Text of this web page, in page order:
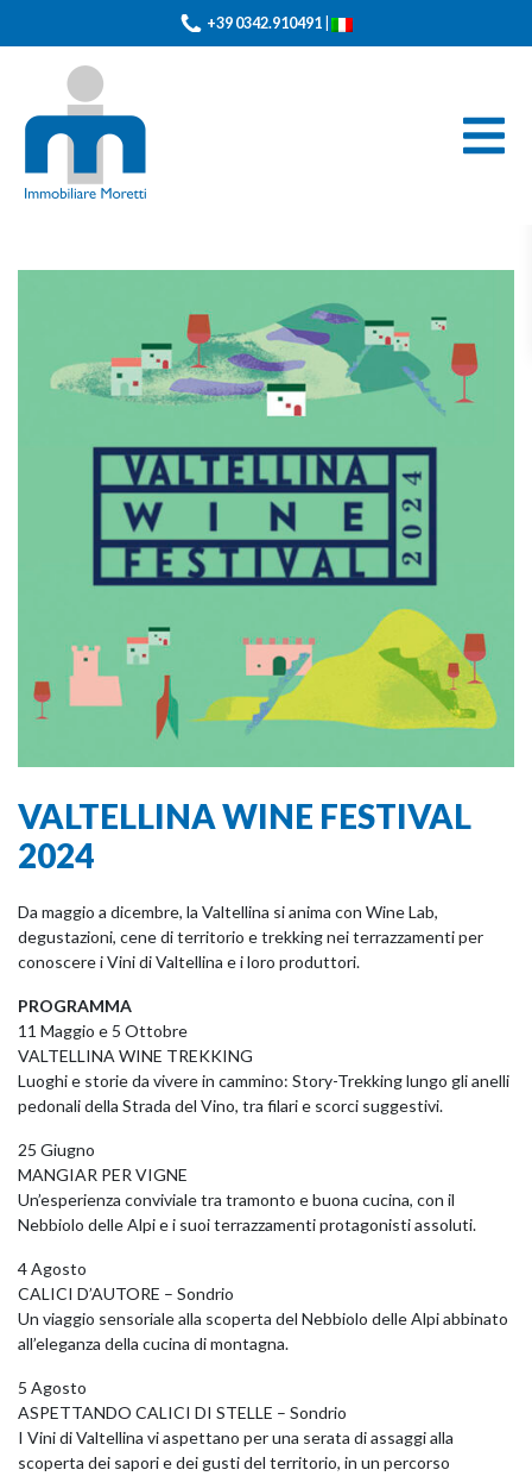
+39 0342.910491
VALTELLINA WINE FESTIVAL
2024
Da maggio a dicembre, la Valtellina si anima con Wine Lab,
degustazioni, cene di territorio e trekking nei terrazzamenti per
conoscere i Vini di Valtellina e i loro produttori.
PROGRAMMA
11 Maggio e 5 Ottobre
VALTELLINA WINE TREKKING
Luoghi e storie da vivere in cammino: Story-Trekking lungo gli anelli
pedonali della Strada del Vino, tra filari e scorci suggestivi.
25 Giugno
MANGIAR PER VIGNE
Un’esperienza conviviale tra tramonto e buona cucina, con il
Nebbiolo delle Alpi e i suoi terrazzamenti protagonisti assoluti.
4 Agosto
CALICI D’AUTORE – Sondrio
Un viaggio sensoriale alla scoperta del Nebbiolo delle Alpi abbinato
all’eleganza della cucina di montagna.
5 Agosto
ASPETTANDO CALICI DI STELLE – Sondrio
I Vini di Valtellina vi aspettano per una serata di assaggi alla
scoperta dei sapori e dei gusti del territorio, in un percorso